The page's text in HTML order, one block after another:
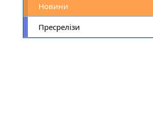
Новини
Пресрелізи